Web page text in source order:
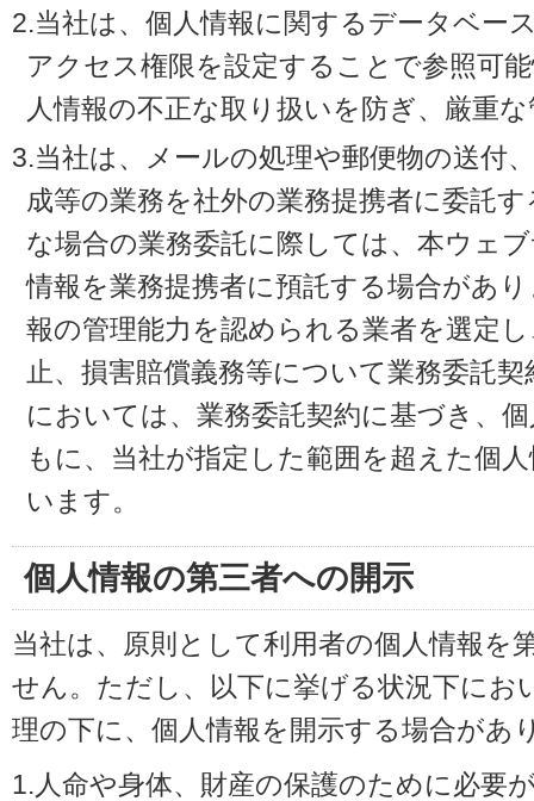
2.当社は、個人情報に関するデータベー
アクセス権限を設定することで参照可
人情報の不正な取り扱いを防ぎ、厳重
3.当社は、メールの処理や郵便物の送付
成等の業務を社外の業務提携者に委託
な場合の業務委託に際しては、本ウェ
情報を業務提携者に預託する場合があ
報の管理能力を認められる業者を選定
止、損害賠償義務等について業務委託
においては、業務委託契約に基づき、
もに、当社が指定した範囲を超えた個
います。
個人情報の第三者への開示
当社は、原則として利用者の個人情報を
せん。ただし、以下に挙げる状況下にお
理の下に、個人情報を開示する場合があ
1.人命や身体、財産の保護のために必要